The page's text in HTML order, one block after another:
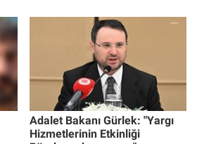
Adalet Bakanı Gürlek: "Yargı
Hizmetlerinin Etkinliği